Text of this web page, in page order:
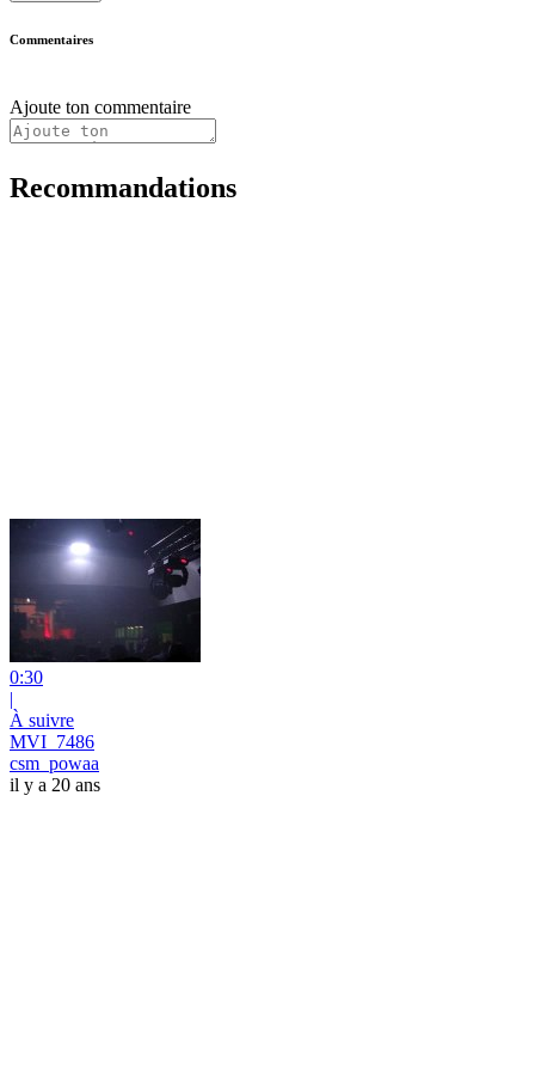
Commentaires
Ajoute ton commentaire
Recommandations
0:30
|
À suivre
MVI_7486
csm_powaa
il y a 20 ans